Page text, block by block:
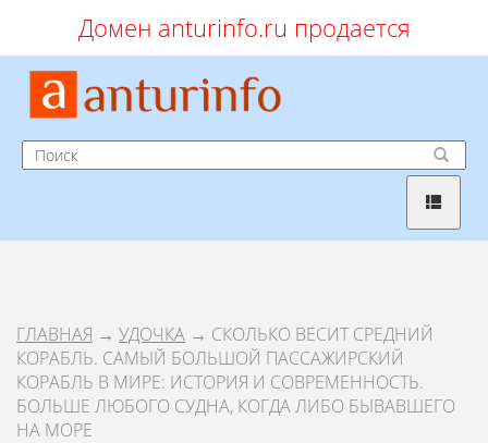
Домен anturinfo.ru продается
ГЛАВНАЯ → УДОЧКА → СКОЛЬКО ВЕСИТ СРЕДНИЙ
КОРАБЛЬ. САМЫЙ БОЛЬШОЙ ПАССАЖИРСКИЙ
КОРАБЛЬ В МИРЕ: ИСТОРИЯ И СОВРЕМЕННОСТЬ.
БОЛЬШЕ ЛЮБОГО СУДНА, КОГДА ЛИБО БЫВАВШЕГО
НА МОРЕ